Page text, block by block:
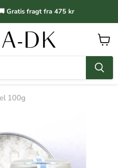
Gratis fragt fra 475 kr
Vis
kurv
100g